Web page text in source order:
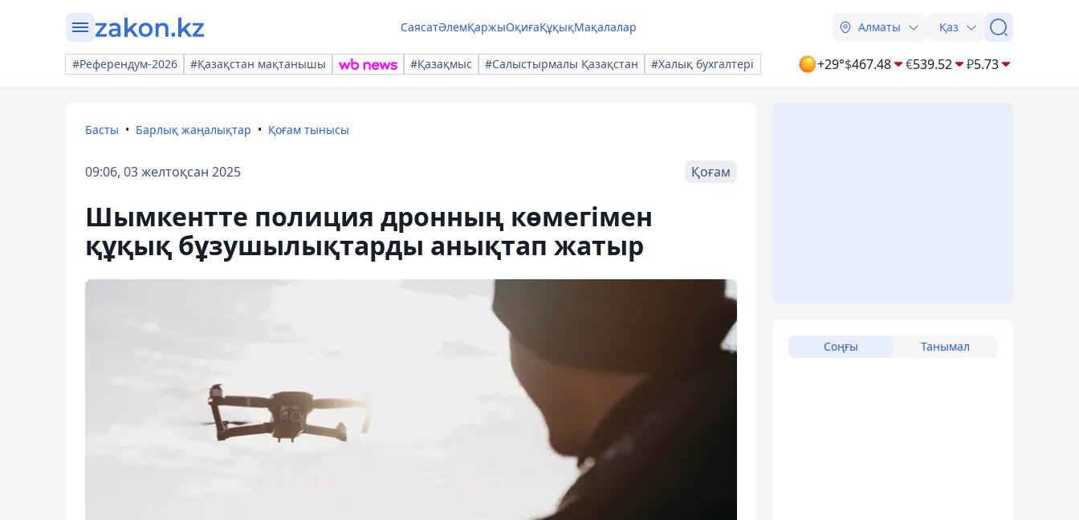
СаясатӘлемҚаржыОқиғаҚұқықМақалалар Алматы Қаз
#Референдум-2026 #Қазақстан мақтанышы #Қазақмыс #Салыстырмалы Қазақстан #Халық бухгалтері +29°$467.48 €539.52 ₽5.73
Басты Барлық жаңалықтар Қоғам тынысы
09:06, 03 желтоқсан 2025 Қоғам
Шымкентте полиция дронның көмегімен
құқық бұзушылықтарды анықтап жатыр
Соңғы Танымал